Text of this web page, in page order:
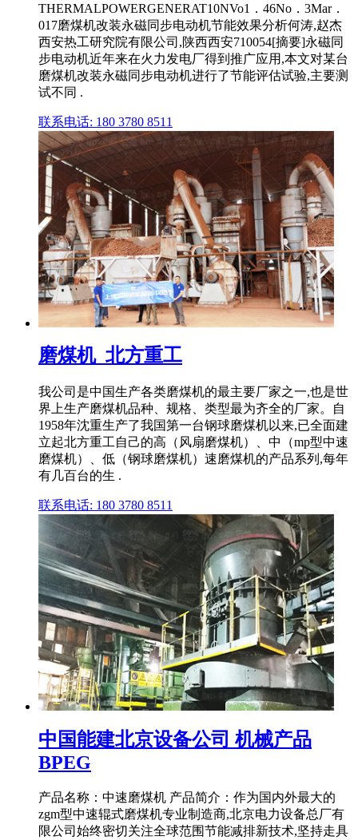
THERMALPOWERGENERAT10NVo1．46No．3Mar．
017磨煤机改装永磁同步电动机节能效果分析何涛,赵杰
西安热工研究院有限公司,陕西西安710054[摘要]永磁同
步电动机近年来在火力发电厂得到推广应用,本文对某台
磨煤机改装永磁同步电动机进行了节能评估试验,主要测
试不同 .
联系电话: 180 3780 8511
磨煤机_北方重工
我公司是中国生产各类磨煤机的最主要厂家之一,也是世
界上生产磨煤机品种、规格、类型最为齐全的厂家。自
1958年沈重生产了我国第一台钢球磨煤机以来,已全面建
立起北方重工自己的高（风扇磨煤机）、中（mp型中速
磨煤机）、低（钢球磨煤机）速磨煤机的产品系列,每年
有几百台的生 .
联系电话: 180 3780 8511
中国能建北京设备公司 机械产品
BPEG
产品名称：中速磨煤机 产品简介：作为国内外最大的
zgm型中速辊式磨煤机专业制造商,北京电力设备总厂有
限公司始终密切关注全球范围节能减排新技术,坚持走具